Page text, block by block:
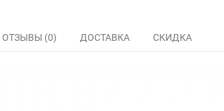
ОТЗЫВЫ (0) ДОСТАВКА СКИДКА